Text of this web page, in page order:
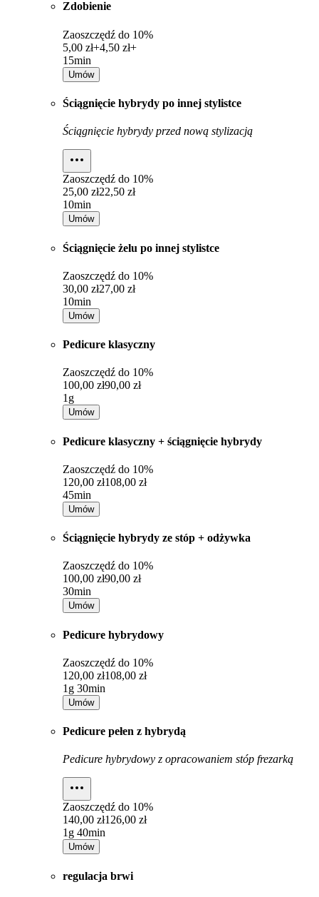
Zdobienie
Zaoszczędź do 10%
5,00 zł+4,50 zł+
15min
Umów
Ściągnięcie hybrydy po innej stylistce
Ściągnięcie hybrydy przed nową stylizacją
Zaoszczędź do 10%
25,00 zł22,50 zł
10min
Umów
Ściągnięcie żelu po innej stylistce
Zaoszczędź do 10%
30,00 zł27,00 zł
10min
Umów
Pedicure klasyczny
Zaoszczędź do 10%
100,00 zł90,00 zł
1g
Umów
Pedicure klasyczny + ściągnięcie hybrydy
Zaoszczędź do 10%
120,00 zł108,00 zł
45min
Umów
Ściągnięcie hybrydy ze stóp + odżywka
Zaoszczędź do 10%
100,00 zł90,00 zł
30min
Umów
Pedicure hybrydowy
Zaoszczędź do 10%
120,00 zł108,00 zł
1g 30min
Umów
Pedicure pełen z hybrydą
Pedicure hybrydowy z opracowaniem stóp frezarką
Zaoszczędź do 10%
140,00 zł126,00 zł
1g 40min
Umów
regulacja brwi